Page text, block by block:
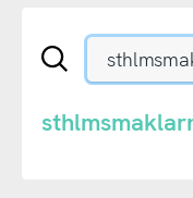
Sök
eller